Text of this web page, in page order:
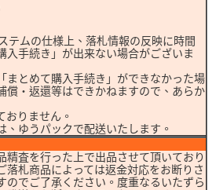
テムの仕様上、落札情報の反映に時間
入手続き」が出来ない場合がございま
まとめて購入手続き」ができなかった場
償・返還等はできかねますので、あらか
りません。
ゆうパックで配送いたします。
精査を行った上で出品させて頂いており
落札商品によっては返金対応をお断りさ
のでご了承ください。度重なるいたずら